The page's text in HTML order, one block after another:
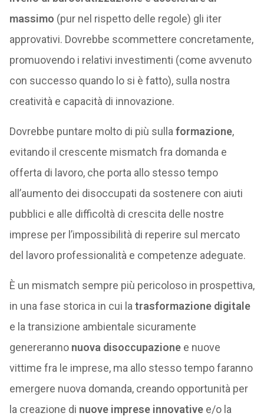
massimo (pur nel rispetto delle regole) gli iter
approvativi. Dovrebbe scommettere concretamente,
promuovendo i relativi investimenti (come avvenuto
con successo quando lo si è fatto), sulla nostra
creatività e capacità di innovazione.
Dovrebbe puntare molto di più sulla formazione,
evitando il crescente mismatch fra domanda e
offerta di lavoro, che porta allo stesso tempo
all’aumento dei disoccupati da sostenere con aiuti
pubblici e alle difficoltà di crescita delle nostre
imprese per l’impossibilità di reperire sul mercato
del lavoro professionalità e competenze adeguate.
È un mismatch sempre più pericoloso in prospettiva,
in una fase storica in cui la trasformazione digitale
e la transizione ambientale sicuramente
genereranno nuova disoccupazionee nuove
vittime fra le imprese, ma allo stesso tempo faranno
emergere nuova domanda, creando opportunità per
la creazione di nuove imprese innovativee/o la